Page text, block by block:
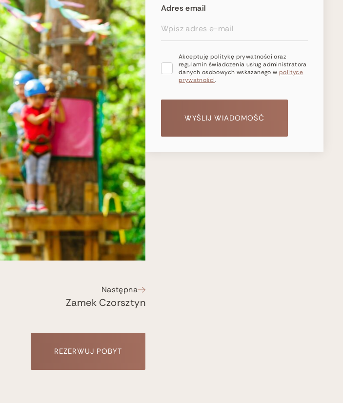
Następna
Zamek Czorsztyn
REZERWUJ POBYT
Adres email
Akceptuję politykę prywatności oraz
regulamin świadczenia usług administratora
danych osobowych wskazanego w polityce
prywatności.
WYŚLIJ WIADOMOŚĆ